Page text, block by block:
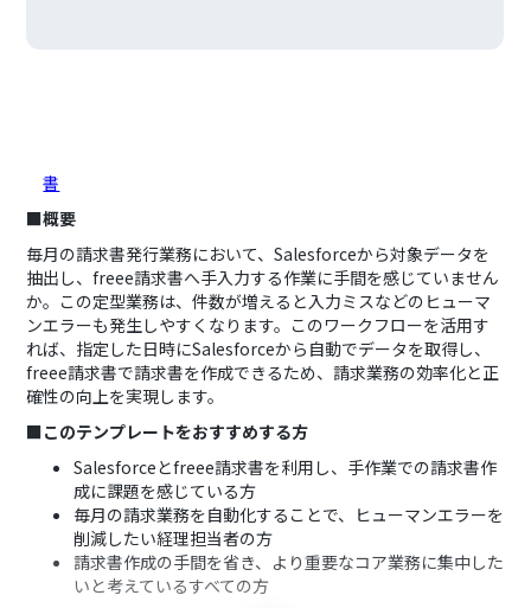
■概要
毎月の請求書発行業務において、Salesforceから対象データを
抽出し、freee請求書へ手入力する作業に手間を感じていません
か。この定型業務は、件数が増えると入力ミスなどのヒューマ
ンエラーも発生しやすくなります。このワークフローを活用す
れば、指定した日時にSalesforceから自動でデータを取得し、
freee請求書で請求書を作成できるため、請求業務の効率化と正
確性の向上を実現します。
■このテンプレートをおすすめする方
Salesforceとfreee請求書を利用し、手作業での請求書作
成に課題を感じている方
毎月の請求業務を自動化することで、ヒューマンエラーを
削減したい経理担当者の方
請求書作成の手間を省き、より重要なコア業務に集中した
いと考えているすべての方